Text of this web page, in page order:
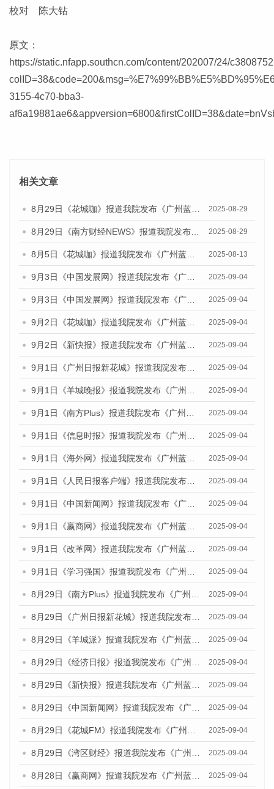
校对 陈大钻
原文：
https://static.nfapp.southcn.com/content/202007/24/
3155-4c70-bba3-
相关文章
2025-08-29
2025-08-29
2025-08-13
2025-09-04
2025-09-04
2025-09-04
2025-09-04
2025-09-04
2025-09-04
2025-09-04
2025-09-04
2025-09-04
2025-09-04
2025-09-04
2025-09-04
2025-09-04
2025-09-04
2025-09-04
2025-09-04
2025-09-04
2025-09-04
2025-09-04
2025-09-04
2025-09-04
2025-09-04
2025-09-04